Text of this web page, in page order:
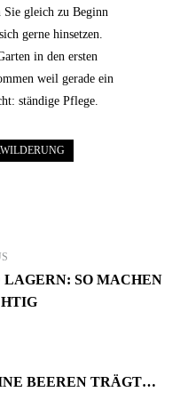
Sie gleich zu Beginn
gerne hinsetzen.
in den ersten
weil gerade ein
ständige Pflege.
SO MACHEN
BEEREN TRÄGT…